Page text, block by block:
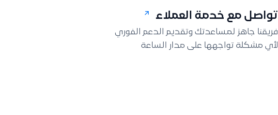
تواصل مع خدمة العملاء
فريقنا جاهز لمساعدتك وتقديم الدعم الفوري
لأي مشكلة تواجهها على مدار الساعة